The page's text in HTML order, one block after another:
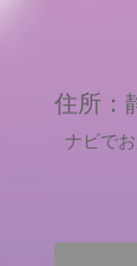
住所：
ナビで